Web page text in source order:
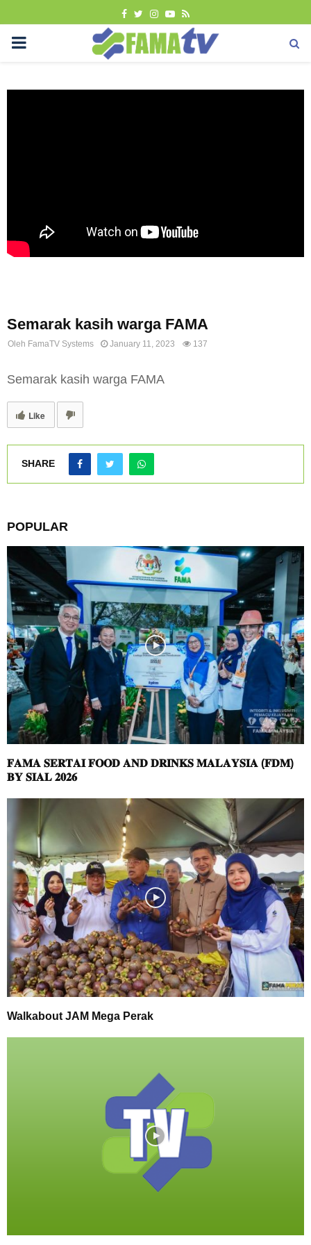
FACEBOOK
TWITTER
INSTAGRAM
YOUTUBE
RSS
PRIMARY
Semarak kasih warga FAMA
Oleh FamaTV Systems January 11, 2023 137
Semarak kasih warga FAMA
Like
SHARE
POPULAR
𝐅𝐀𝐌𝐀 𝐒𝐄𝐑𝐓𝐀𝐈 𝐅𝐎𝐎𝐃 𝐀𝐍𝐃 𝐃𝐑𝐈𝐍𝐊𝐒 𝐌𝐀𝐋𝐀𝐘𝐒𝐈𝐀 (𝐅𝐃𝐌)
𝐁𝐘 𝐒𝐈𝐀𝐋 𝟐𝟎𝟐𝟔
Walkabout JAM Mega Perak